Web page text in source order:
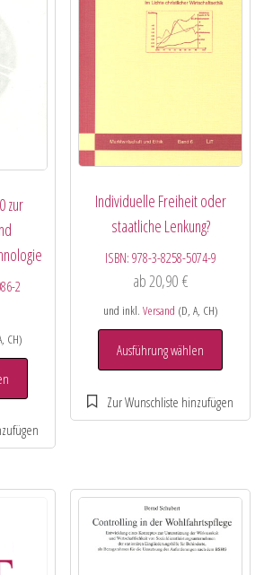
zur
2
CH)
Individuelle Freiheit oder
staatliche Lenkung?
ISBN: 978-3-8258-5074-9
ab20,90 €
und inkl. Versand (D, A, CH)
Ausführung wählen